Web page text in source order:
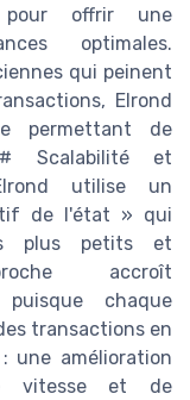
pour offrir une
optimales.
qui peinent
Elrond
permettant de
Scalabilité et
utilise un
de l'état » qui
plus petits et
accroît
puisque chaque
transactions en
une amélioration
vitesse et de